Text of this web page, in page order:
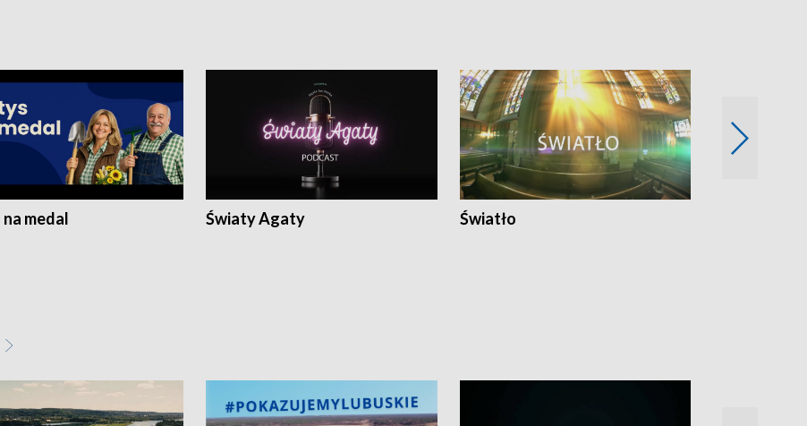
medal Światy Agaty Światło